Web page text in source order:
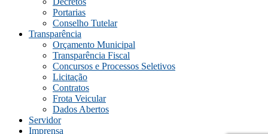
Portarias
Conselho Tutelar
Transparência
Orçamento Municipal
Transparência Fiscal
Concursos e Processos Seletivos
Licitação
Contratos
Frota Veicular
Dados Abertos
Servidor
Imprensa